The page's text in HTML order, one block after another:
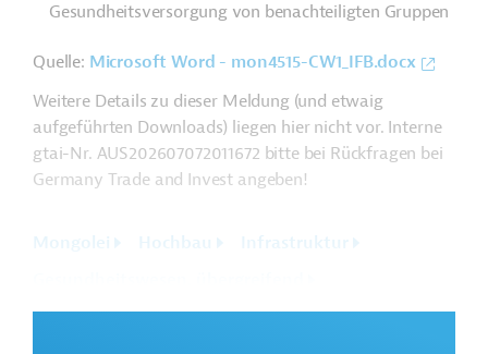
Gesundheitsversorgung von benachteiligten Gruppen
Quelle: Microsoft Word - mon4515-CW1_IFB.docx
Weitere Details zu dieser Meldung (und etwaig
aufgeführten Downloads) liegen hier nicht vor. Interne
gtai-Nr. AUS202607072011672 bitte bei Rückfragen bei
Germany Trade and Invest angeben!
Mongolei Hochbau
Infrastruktur
Ausschreibungen